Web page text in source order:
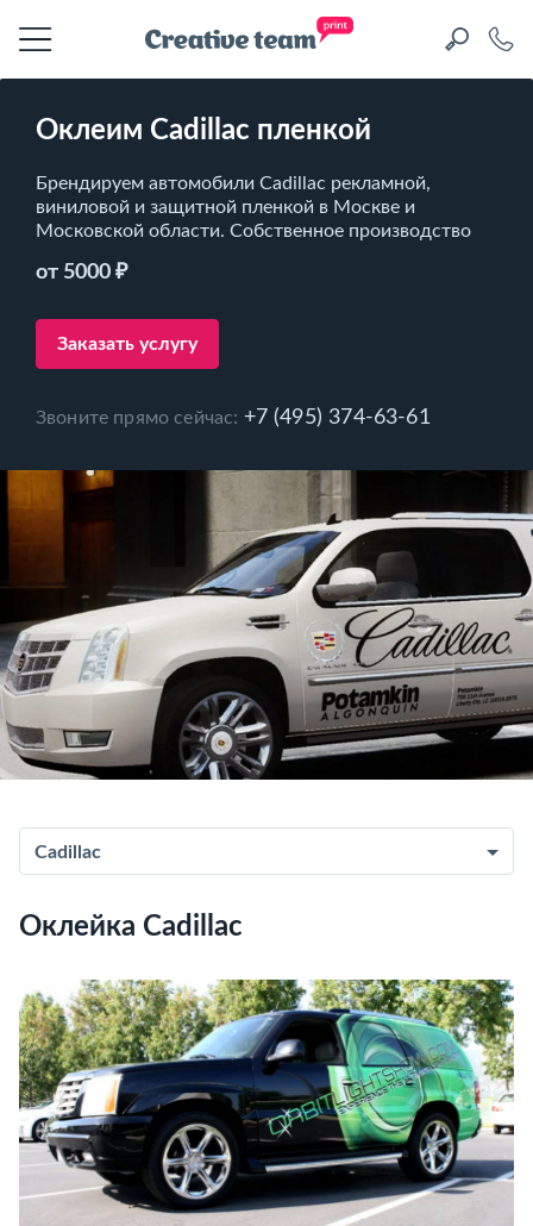
Оклеим Cadillac пленкой
Брендируем автомобили Cadillac рекламной,
виниловой и защитной пленкой в Москве и
Московской области. Собственное производство
от 5000 ₽
Заказать услугу
Звоните прямо сейчас: +7 (495) 374-63-61
Cadillac
Оклейка Cadillac